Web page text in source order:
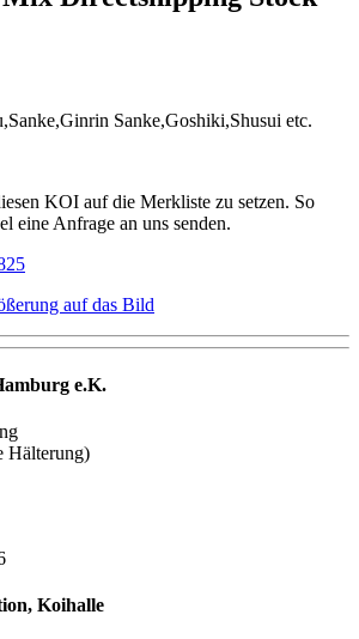
Sanke,Goshiki,Shusui etc.
KOI auf die Merkliste zu setzen. So
eine Anfrage an uns senden.
auf das Bild
e.K.
Hälterung)
Koihalle